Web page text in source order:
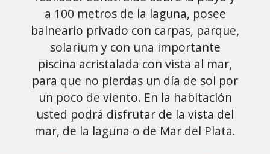
a 100 metros de la laguna, posee
balneario privado con carpas, parque,
solarium y con una importante
piscina acristalada con vista al mar,
para que no pierdas un día de sol por
un poco de viento. En la habitación
usted podrá disfrutar de la vista del
mar, de la laguna o de Mar del Plata.